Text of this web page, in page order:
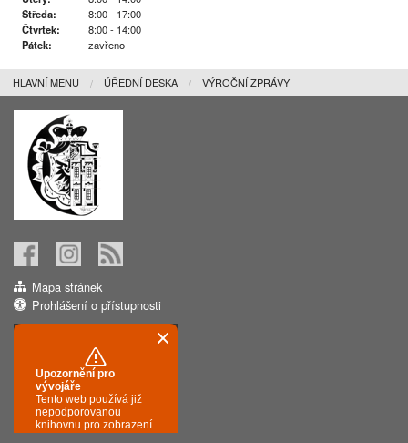
Středa:
Čtvrtek:
Pátek:
8:00 - 17:00
8:00 - 14:00
zavřeno
HLAVNÍ MENU ÚŘEDNÍ DESKA VÝROČNÍ ZPRÁVY
Mapa stránek
Prohlášení o přístupnosti